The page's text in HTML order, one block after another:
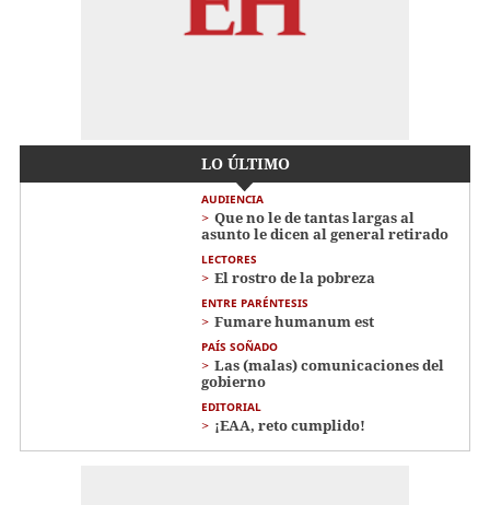
LO ÚLTIMO
AUDIENCIA
Que no le de tantas largas al
asunto le dicen al general retirado
LECTORES
El rostro de la pobreza
ENTRE PARÉNTESIS
Fumare humanum est
PAÍS SOÑADO
Las (malas) comunicaciones del
gobierno
EDITORIAL
¡EAA, reto cumplido!